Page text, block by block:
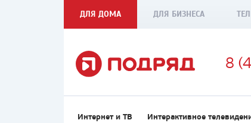
ДЛЯ ДОМА ДЛЯ БИЗНЕСА
8
Интернет и ТВ Интерактивное